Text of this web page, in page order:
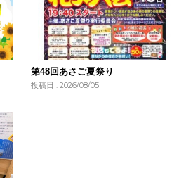
第48回あさご夏祭り
投稿日 : 2026/08/05